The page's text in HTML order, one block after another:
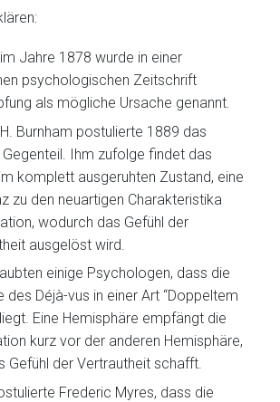
Jahre 1878 wurde in einer
psychologischen Zeitschrift
als mögliche Ursache genannt.
Burnham postulierte 1889 das
Gegenteil. Ihm zufolge findet das
komplett ausgeruhten Zustand, eine
zu den neuartigen Charakteristika
wodurch das Gefühl der
ausgelöst wird.
einige Psychologen, dass die
des Déjà-vus in einer Art “Doppeltem
liegt. Eine Hemisphäre empfängt die
kurz vor der anderen Hemisphäre,
Gefühl der Vertrautheit schafft.
Frederic Myres, dass die